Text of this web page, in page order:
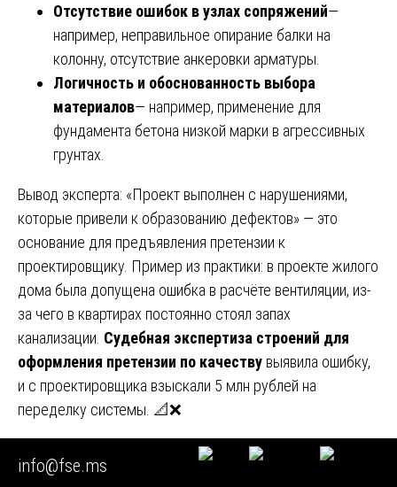
Отсутствие ошибок в узлах сопряжений—
например, неправильное опирание балки на
колонну, отсутствие анкеровки арматуры.
Логичность и обоснованность выбора
материалов— например, применение для
фундамента бетона низкой марки в агрессивных
грунтах.
Вывод эксперта: «Проект выполнен с нарушениями,
которые привели к образованию дефектов» — это
основание для предъявления претензии к
проектировщику. Пример из практики: в проекте жилого
дома была допущена ошибка в расчёте вентиляции, из-
за чего в квартирах постоянно стоял запах
канализации. Судебная экспертиза строений для
оформления претензии по качеству выявила ошибку,
и с проектировщика взыскали 5 млн рублей на
переделку системы. 📐❌
12. Экспертиза инженерных систем:
невидимый враг качества
info@fse.ms